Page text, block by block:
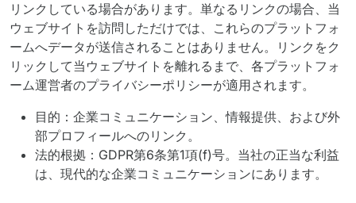
リンクしている場合があります。単なるリンクの場合、当
ウェブサイトを訪問しただけでは、これらのプラットフォ
ームへデータが送信されることはありません。リンクをク
リックして当ウェブサイトを離れるまで、各プラットフォ
ーム運営者のプライバシーポリシーが適用されます。
目的：企業コミュニケーション、情報提供、および外
部プロフィールへのリンク。
法的根拠：GDPR第6条第1項(f)号。当社の正当な利益
は、現代的な企業コミュニケーションにあります。